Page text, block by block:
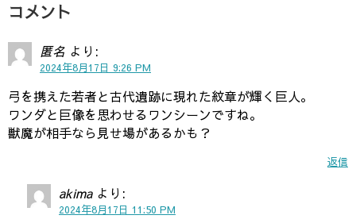
コメント
匿名 より:
2024年8月17日 9:26 PM
弓を携えた若者と古代遺跡に現れた紋章が輝く巨人。
ワンダと巨像を思わせるワンシーンですね。
獣魔が相手なら見せ場があるかも？
返信
akima より:
2024年8月17日 11:50 PM